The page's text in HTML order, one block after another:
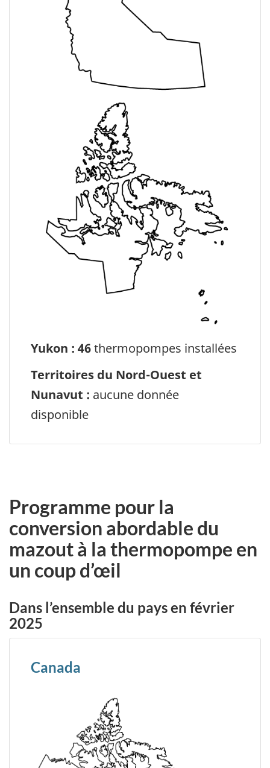
Yukon : 46thermopompes installées
Territoires du Nord-Ouest et
Nunavut : aucune donnée
disponible
Programme pour la
conversion abordable du
mazout à la thermopompe en
un coup d’œil
Dans l’ensemble du pays en février
2025
Canada